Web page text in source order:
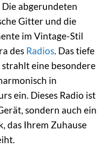
abgerundeten
Gitter und die
im Vintage-Stil
des Radios. Das tiefe
eine besondere
in
ein. Dieses Radio ist
sondern auch ein
das Ihrem Zuhause